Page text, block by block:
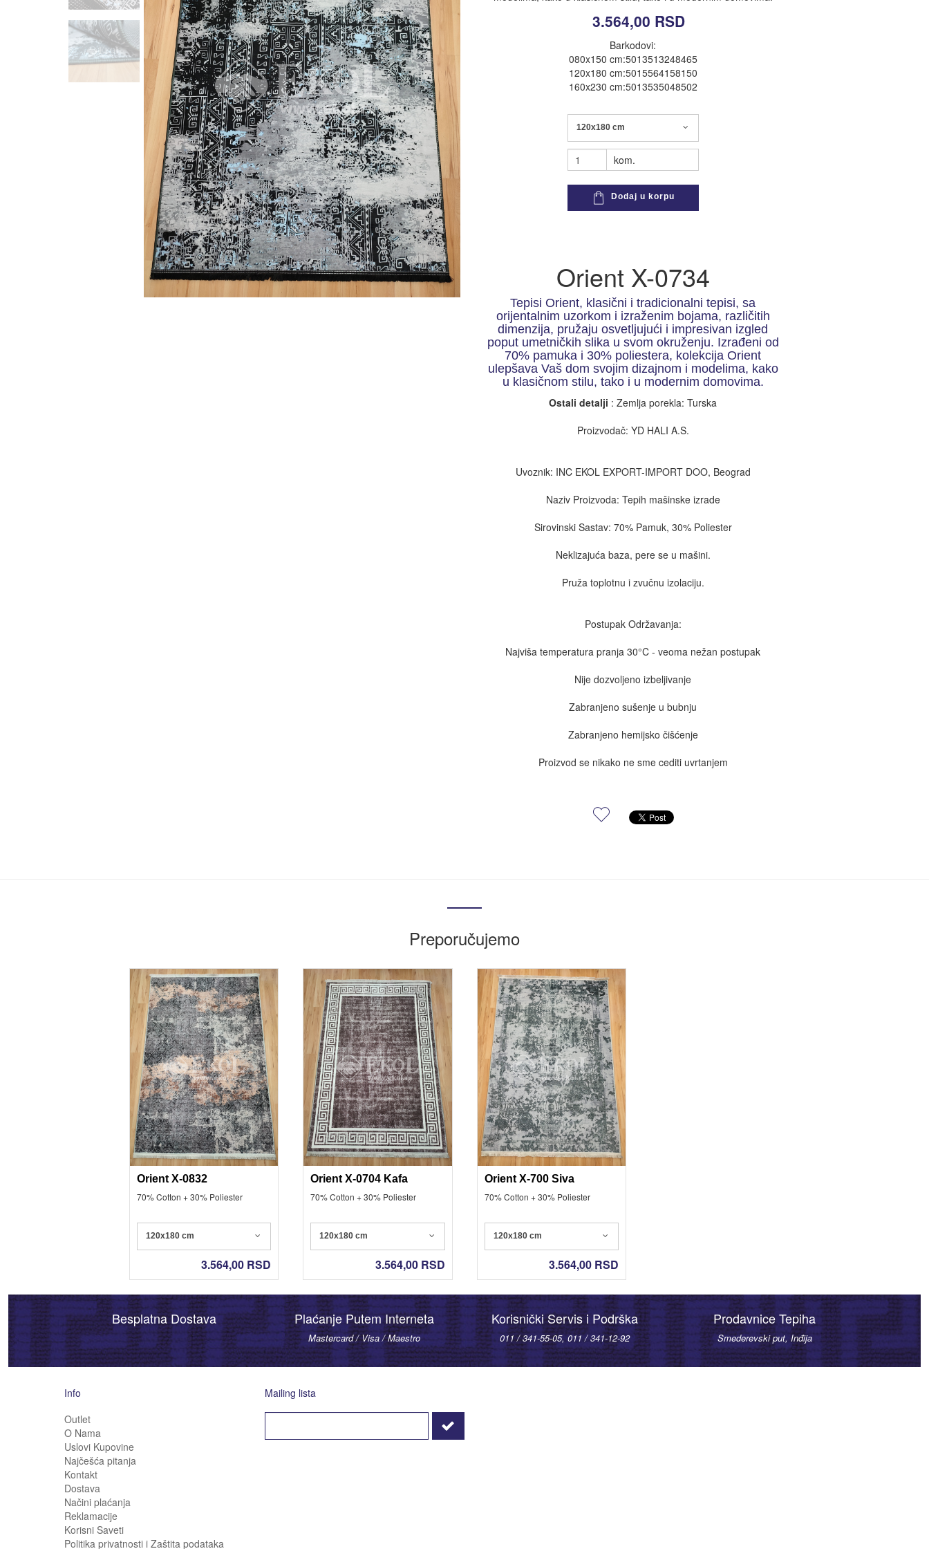
3.564,00 RSD
Barkodovi:
080x150 cm:5013513248465
120x180 cm:5015564158150
160x230 cm:5013535048502
120x180 cm
kom.
Dodaj u korpu
Orient X-0734
Tepisi Orient, klasični i tradicionalni tepisi, sa
orijentalnim uzorkom i izraženim bojama, različitih
dimenzija, pružaju osvetljujući i impresivan izgled
poput umetničkih slika u svom okruženju. Izrađeni od
70% pamuka i 30% poliestera, kolekcija Orient
ulepšava Vaš dom svojim dizajnom i modelima, kako
u klasičnom stilu, tako i u modernim domovima.
Ostali detalji : Zemlja porekla: Turska
Proizvodač: YD HALI A.S.
Uvoznik: INC EKOL EXPORT-IMPORT DOO, Beograd
Naziv Proizvoda: Tepih mašinske izrade
Sirovinski Sastav: 70% Pamuk, 30% Poliester
Neklizajuća baza, pere se u mašini.
Pruža toplotnu i zvučnu izolaciju.
Postupak Održavanja:
Najviša temperatura pranja 30°C - veoma nežan postupak
Nije dozvoljeno izbeljivanje
Zabranjeno sušenje u bubnju
Zabranjeno hemijsko čišćenje
Proizvod se nikako ne sme cediti uvrtanjem
Preporučujemo
Orient X-0832
70% Cotton + 30% Poliester
120x180 cm
3.564,00 RSD
Orient X-0704 Kafa
70% Cotton + 30% Poliester
120x180 cm
3.564,00RSD
Orient X-700 Siva
70% Cotton + 30% Poliester
120x180 cm
3.564,00RSD
Besplatna Dostava Plaćanje Putem Interneta
Mastercard / Visa / Maestro
Korisnički Servis i Podrška
011 / 341-55-05, 011 / 341-12-92
Prodavnice Tepiha
Smederevski put, Inđija
Info
Outlet
O Nama
Uslovi Kupovine
Najčešća pitanja
Kontakt
Dostava
Načini plaćanja
Reklamacije
Korisni Saveti
Politika privatnosti i Zaštita podataka
Mailing lista